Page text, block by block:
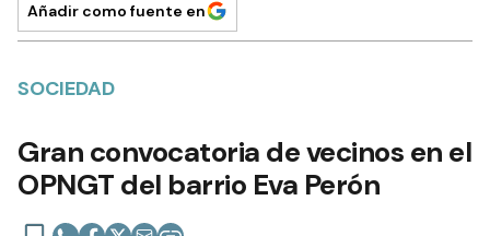
Añadir como fuente en
SOCIEDAD
Gran convocatoria de vecinos en el
OPNGT del barrio Eva Perón